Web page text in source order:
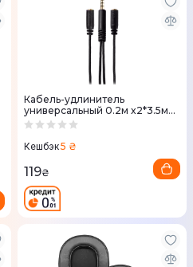
Кабель-удлинитель
универсальный 0.2м x2*3.5мм
female to 3.5mm male (ACC-
Кешбэк5 ₴
119₴